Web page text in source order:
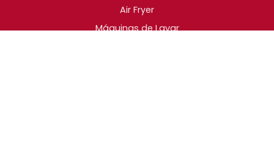
Air Fryer
Máquinas de Lavar